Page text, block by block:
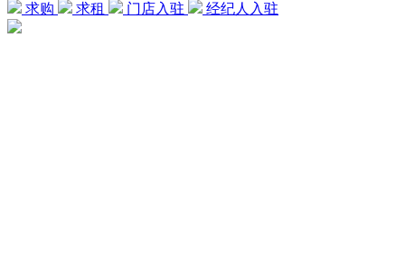
求购
求租 门店入驻 经纪人入驻